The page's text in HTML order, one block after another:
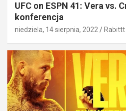
UFC on ESPN 41: Vera vs.
konferencja
niedziela, 14 sierpnia, 2022 Rabittt